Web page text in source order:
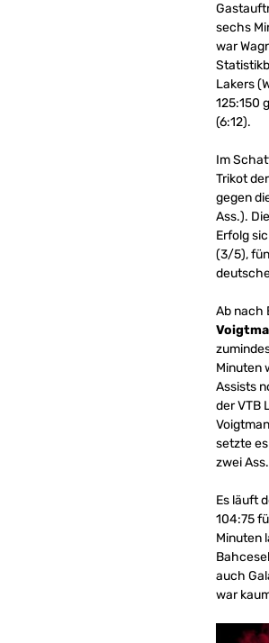
sechs
war
Lakers
125:150
(6:12).
Im
Trikot
gegen
Ass.).
Erfolg
(3/5),
Ab nach
Minuten
Assists
der VTB
setzte
zwei
Es läuft
104:75
Minuten
auch
war